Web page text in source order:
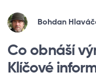
Bohdan
Co obnáší
Klíčové